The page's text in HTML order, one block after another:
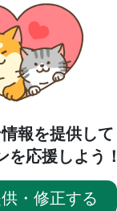
報を提供して
を応援しよう
・修正する